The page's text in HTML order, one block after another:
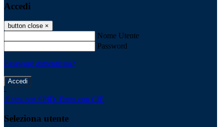
Accedi
button close ×
Nome Utente
Password
Password dimenticata?
-
Entra con SPID Entra con CIE
Seleziona utente